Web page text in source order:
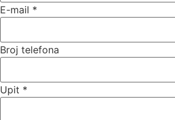
E-mail *
Broj telefona
Upit *